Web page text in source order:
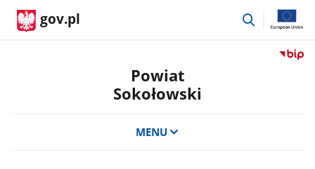
gov.pl
przejdź
Przejdź
Powiat
Sokołowski
MENU